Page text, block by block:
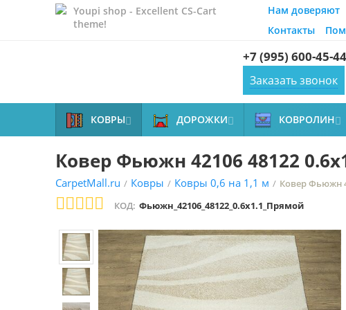
Youpi shop - Excellent CS-Cart
theme!
Нам доверяют
Контакты
+7 (995) 600-45-44
Заказать звонок
КОВРЫ ДОРОЖКИ КОВРОЛИН
Ковер Фьюжн 42106 48122
CarpetMall.ru / Ковры / Ковры 0,6 на 1,1 м / Ковер Фьюжн
КОД: Фьюжн_42106_48122_0.6x1.1_Прямой